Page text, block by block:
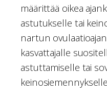
määrittää oikea
astutukselle tai
nartun
kasvattajalle
astuttamiselle tai